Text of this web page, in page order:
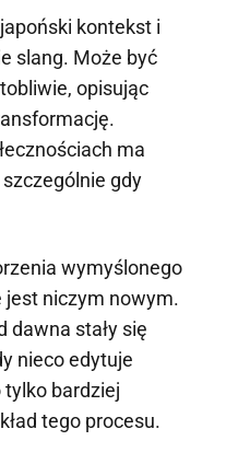
kontekst i
slang. Może być
opisując
ma
gdy
wymyślonego
niczym nowym.
dawna stały się
nieco edytuje
bardziej
tego procesu.